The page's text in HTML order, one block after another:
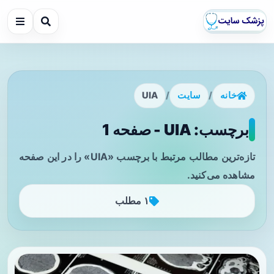
خانه / سایت /
UIA
برچسب: UIA - صفحه 1
تازه‌ترین مطالب مرتبط با برچسب «UIA» را در این صفحه
مشاهده می‌کنید.
۱ مطلب